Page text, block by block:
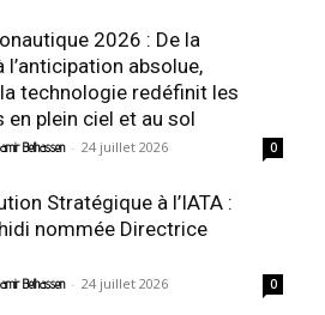
2026 : De la
l’anticipation absolue,
technologie redéfinit les
en plein ciel et au sol
Belhassen - 24 juillet 2026 0
Stratégique à l’IATA :
nommée Directrice
Belhassen - 24 juillet 2026 0